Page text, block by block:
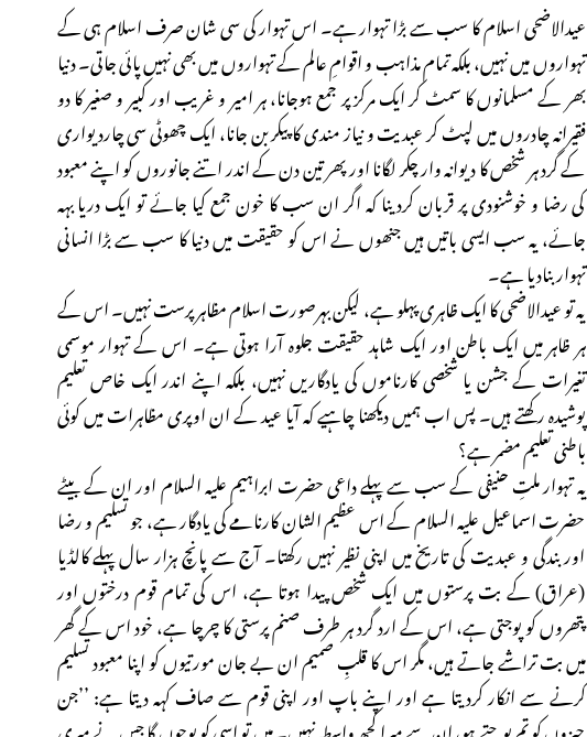
عیدالاضحی اسلام کا سب سے بڑا تہوار ہے۔ اس تہوار کی سی شان صرف اسلام ہی کے
تہواروں میں نہیں، بلکہ تمام مذاہب و اقوامِ عالم کے تہواروں میں بھی نہیں پائی جاتی۔ دنیا
بھر کے مسلمانوں کا سمٹ کر ایک مرکز پر جمع ہوجانا، ہر امیر و غریب اور کبیر و صغیر کا دو
فقیرانہ چادروں میں لپٹ کر عبدیت و نیاز مندی کا پیکر بن جانا، ایک چھوٹی سی چاردیواری
کے گرد ہر شخص کا دیوانہ وار چکر لگانا اور پھر تین دن کے اندر اتنے جانوروں کو اپنے معبود
کی رضا و خوشنودی پر قربان کردینا کہ اگر ان سب کا خون جمع کیا جائے تو ایک دریا بہہ
جائے، یہ سب ایسی باتیں ہیں جنھوں نے اس کو حقیقت میں دنیا کا سب سے بڑا انسانی
تہوار بنادیا ہے۔
یہ تو عیدالاضحی کا ایک ظاہری پہلو ہے، لیکن بہرصورت اسلام مظاہر پرست نہیں۔ اس کے
ہر ظاہر میں ایک باطن اور ایک شاہد حقیقت جلوہ آرا ہوتی ہے۔ اس کے تہوار موسمی
تغیرات کے جشن یا شخصی کارناموں کی یادگاریں نہیں، بلکہ اپنے اندر ایک خاص تعلیم
پوشیدہ رکھتے ہیں۔ پس اب ہمیں دیکھنا چاہیے کہ آیا عید کے ان اوپری مظاہرات میں کوئی
باطنی تعلیم مضمر ہے؟
یہ تہوار ملتِ حنیفی کے سب سے پہلے داعی حضرت ابراہیم علیہ السلام اور ان کے بیٹے
حضرت اسماعیل علیہ السلام کے اس عظیم الشان کارنامے کی یادگار ہے، جو تسلیم و رضا
اور بندگی و عبدیت کی تاریخ میں اپنی نظیر نہیں رکھتا۔ آج سے پانچ ہزار سال پہلے کالڈیا
(عراق) کے بت پرستوں میں ایک شخص پیدا ہوتا ہے، اس کی تمام قوم درختوں اور
پتھروں کو پوجتی ہے، اس کے ارد گرد ہر طرف صنم پرستی کا چرچا ہے، خود اس کے گھر
میں بت تراشے جاتے ہیں، مگر اس کا قلبِ صمیم ان بے جان مورتیوں کو اپنا معبود تسلیم
کرنے سے انکار کردیتا ہے اور اپنے باپ اور اپنی قوم سے صاف کہہ دیتا ہے: ’’جن
چیزوں کو تم پوجتے ہو، ان سے میرا کچھ واسطہ نہیں۔ میں تو اسی کو پوجوں گا جس نے میری